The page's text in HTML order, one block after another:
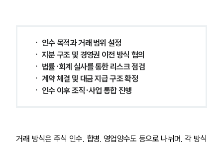
ㆍ 인수 목적과 거래 범위 설정
ㆍ 지분 구조 및 경영권 이전 방식 협의
ㆍ 법률·회계 실사를 통한 리스크 점검
ㆍ 계약 체결 및 대금 지급 구조 확정
ㆍ 인수 이후 조직·사업 통합 진행
거래 방식은 주식 인수, 합병, 영업양수도 등으로 나뉘며, 각 방식